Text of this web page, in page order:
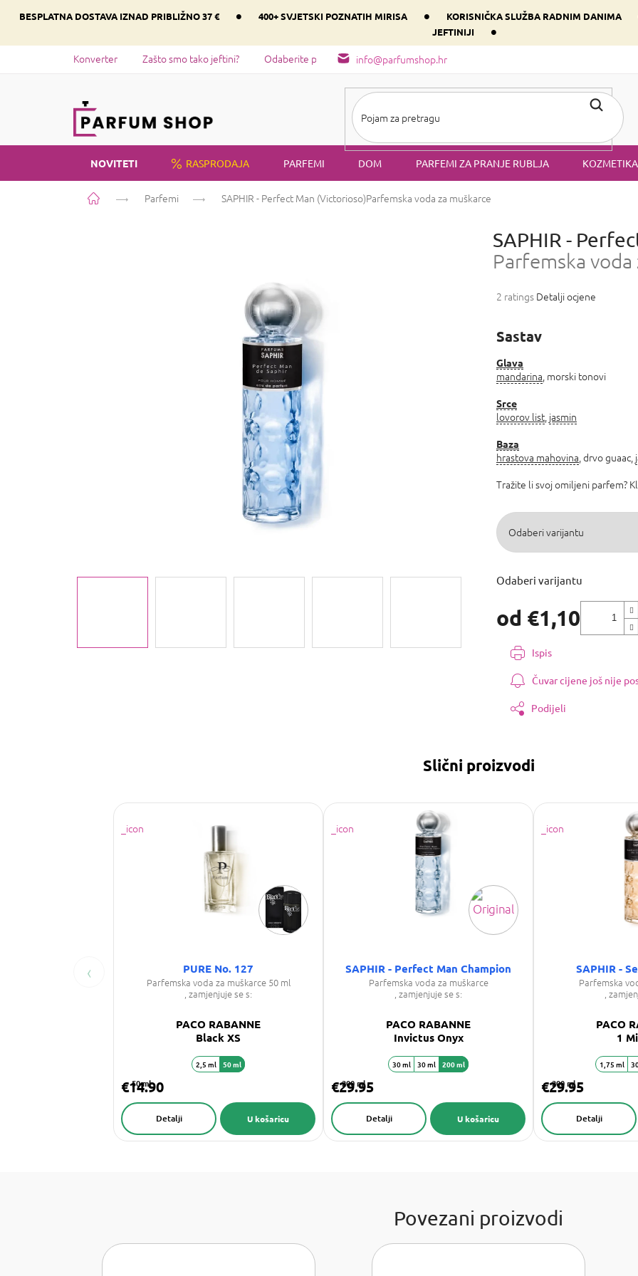
BESPLATNA DOSTAVA IZNAD PRIBLIŽNO 37 € • 400+ SVJETSKI POZNATIH MIRISA • KORISNIČKA SLUŽBA RADNIM DANIMA
JEFTINIJI
•
info@parfumshop.hr
Konverter Zašto smo tako jeftini? Odaberite parfem svog srca prema dominantnoj komponenti
NOVITETI RASPRODAJA PARFEMI DOM PARFEMI ZA PRANJE RUBLJA KOZMETIKA
Početna Parfemi SAPHIR - Perfect Man (Victorioso)Parfemska voda za muškarce
SAPHIR -
Parfemska voda
Prosječna
je
od
5
2 ratings Detalji ocjene
od €1,10
cijenu:
Odaberi varijantu
Sastav
Glava
mandarina , morski tonovi
Srce
lovorov list jasmin
Baza
hrastova mahovina , drvo guaac,
Tražite li svoj omiljeni parfem?
Ispis
Čuvar cijene još nije
Podijeli
Slični proizvodi
‹ PURE No. 127
Parfemska voda za muškarce 50 ml
, zamjenjuje se s:
PACO RABANNE
Black XS
50 ml
€14.90
U košaricu
Detalji
2,5 ml 50 ml
SAPHIR - Perfect Man Champion
Parfemska voda za muškarce
, zamjenjuje se s:
PACO RABANNE
Invictus Onyx
200 ml
€29.95
U košaricu
Detalji
30 ml 30 ml 200 ml
SAPHIR -
Parfemska
,
PACO
1
200 ml
€29.95
Detalji
1,75 ml
Povezani proizvodi